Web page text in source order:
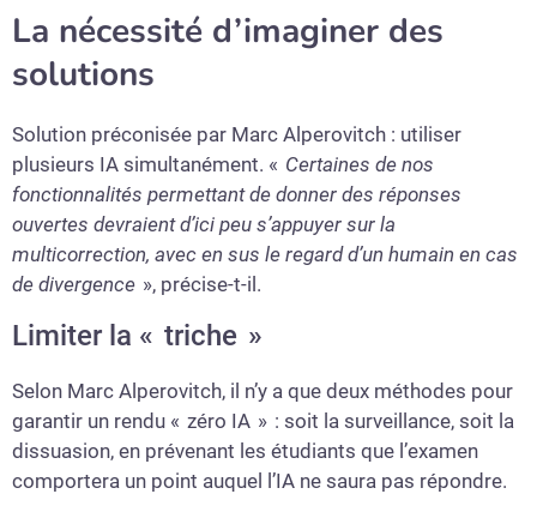
La nécessité d’imaginer des
solutions
Solution préconisée par Marc Alperovitch : utiliser
plusieurs IA simultanément. « Certaines de nos
fonctionnalités permettant de donner des réponses
ouvertes devraient d’ici peu s’appuyer sur la
multicorrection, avec en sus le regard d’un humain en cas
de divergence », précise-t-il.
Limiter la « triche »
Selon Marc Alperovitch, il n’y a que deux méthodes pour
garantir un rendu « zéro IA » : soit la surveillance, soit la
dissuasion, en prévenant les étudiants que l’examen
comportera un point auquel l’IA ne saura pas répondre.